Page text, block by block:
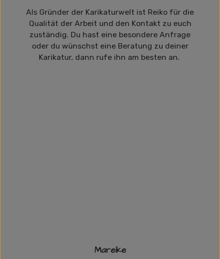
Als Gründer der Karikaturwelt ist Reiko für die
Qualität der Arbeit und den Kontakt zu euch
zuständig. Du hast eine besondere Anfrage
oder du wünschst eine Beratung zu deiner
Karikatur, dann rufe ihn am besten an.
Mareike